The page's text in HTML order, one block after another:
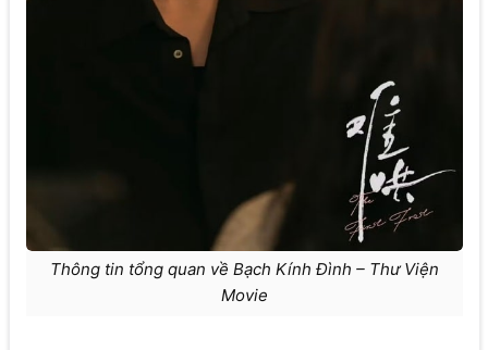
Thông tin tổng quan về Bạch Kính Đình – Thư Viện
Movie